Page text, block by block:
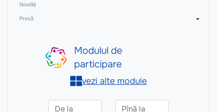
Noutăți
Presă